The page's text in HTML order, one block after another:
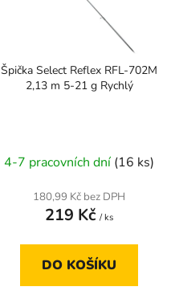
Špička Select Reflex RFL-702M
2,13 m 5-21 g Rychlý
4-7 pracovních dní (16 ks)
180,99 Kč bez DPH
219 Kč / ks
DO KOŠÍKU